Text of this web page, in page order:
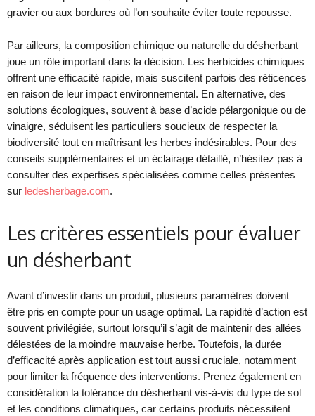
gravier ou aux bordures où l’on souhaite éviter toute repousse.
Par ailleurs, la composition chimique ou naturelle du désherbant
joue un rôle important dans la décision. Les herbicides chimiques
offrent une efficacité rapide, mais suscitent parfois des réticences
en raison de leur impact environnemental. En alternative, des
solutions écologiques, souvent à base d’acide pélargonique ou de
vinaigre, séduisent les particuliers soucieux de respecter la
biodiversité tout en maîtrisant les herbes indésirables. Pour des
conseils supplémentaires et un éclairage détaillé, n’hésitez pas à
consulter des expertises spécialisées comme celles présentes
sur ledesherbage.com.
Les critères essentiels pour évaluer
un désherbant
Avant d’investir dans un produit, plusieurs paramètres doivent
être pris en compte pour un usage optimal. La rapidité d’action est
souvent privilégiée, surtout lorsqu’il s’agit de maintenir des allées
délestées de la moindre mauvaise herbe. Toutefois, la durée
d’efficacité après application est tout aussi cruciale, notamment
pour limiter la fréquence des interventions. Prenez également en
considération la tolérance du désherbant vis-à-vis du type de sol
et les conditions climatiques, car certains produits nécessitent